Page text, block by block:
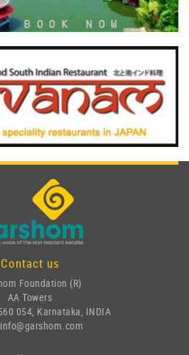
Contact us
Foundation (R)
AA Towers
054, Karnataka, INDIA